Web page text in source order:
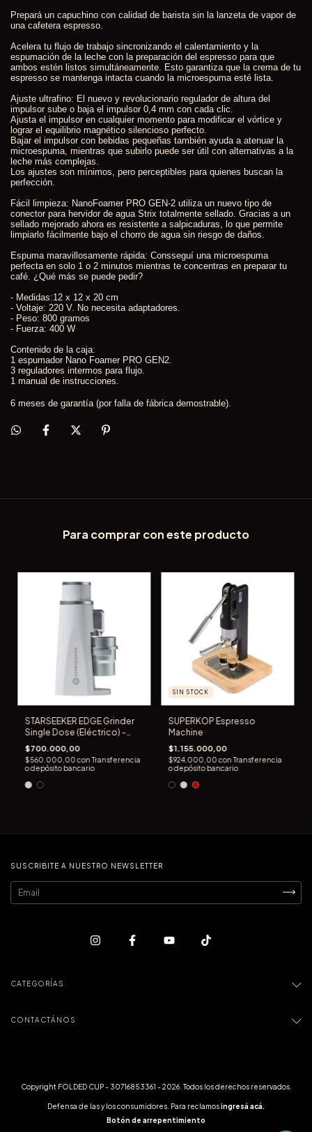
Prepará un capuchino con calidad de barista sin la lanzeta de vapor de
una cafetera espresso.
Acelera tu flujo de trabajo sincronizando el calentamiento y la
espumación de la leche con la preparación del espresso para que
ambos estén listos simultáneamente. Esto garantiza que la crema de tu
espresso se mantenga intacta cuando la microespuma esté lista.
Ajuste ultrafino: El nuevo y revolucionario regulador de altura del
impulsor sube o baja el impulsor 0,4 mm con cada clic.
Ajusta el impulsor en cualquier momento para modificar el vórtice y
lograr el equilibrio magnético silencioso perfecto.
Bajar el impulsor con bebidas pequeñas también ayuda a atenuar la
microespuma, mientras que subirlo puede ser útil con alternativas a la
leche más complejas.
Los ajustes son mínimos, pero perceptibles para quienes buscan la
perfección.
Fácil limpieza: NanoFoamer PRO GEN-2 utiliza un nuevo tipo de
conector para hervidor de agua Strix totalmente sellado. Gracias a un
sellado mejorado ahora es resistente a salpicaduras, lo que permite
limpiarlo fácilmente bajo el chorro de agua sin riesgo de daños.
Espuma maravillosamente rápida: Consseguí una microespuma
perfecta en solo 1 o 2 minutos mientras te concentras en preparar tu
café. ¿Qué más se puede pedir?
- Medidas:12 x 12 x 20 cm
- Voltaje: 220 V. No necesita adaptadores.
- Peso: 800 gramos
- Fuerza: 400 W
Contenido de la caja:
1 espumador Nano Foamer PRO GEN2.
3 reguladores intermos para flujo.
1 manual de instrucciones.
6 meses de garantía (por falla de fábrica demostrable).
Para comprar con este producto
STARSEEKER EDGE Grinder
Single Dose (Eléctrico) -
Muelas cónicas 48mm
$700.000,00
$560.000,00con Transferencia
o depósito bancario
SIN STOCK
SUPERKOP Espresso
Machine
$1.155.000,00
$924.000,00con Transferencia
o depósito bancario
SUSCRIBITE A NUESTRO NEWSLETTER
CATEGORÍAS
CONTACTÁNOS
Copyright FOLDED CUP - 30716853361 - 2026. Todos los derechos reservados.
Defensa de las y los consumidores. Para reclamosingresá acá.
Botón de arrepentimiento